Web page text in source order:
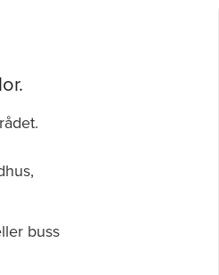
buss